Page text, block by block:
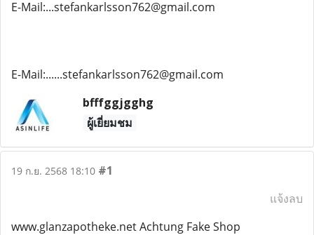
E-Mail:...stefankarlsson762@gmail.com
E-Mail:......stefankarlsson762@gmail.com
bfffggjgghg
ผู้เยี่ยมชม
19 ก.ย. 2568 18:10 #1
แจ้งลบ
www.glanzapotheke.net Achtung Fake Shop